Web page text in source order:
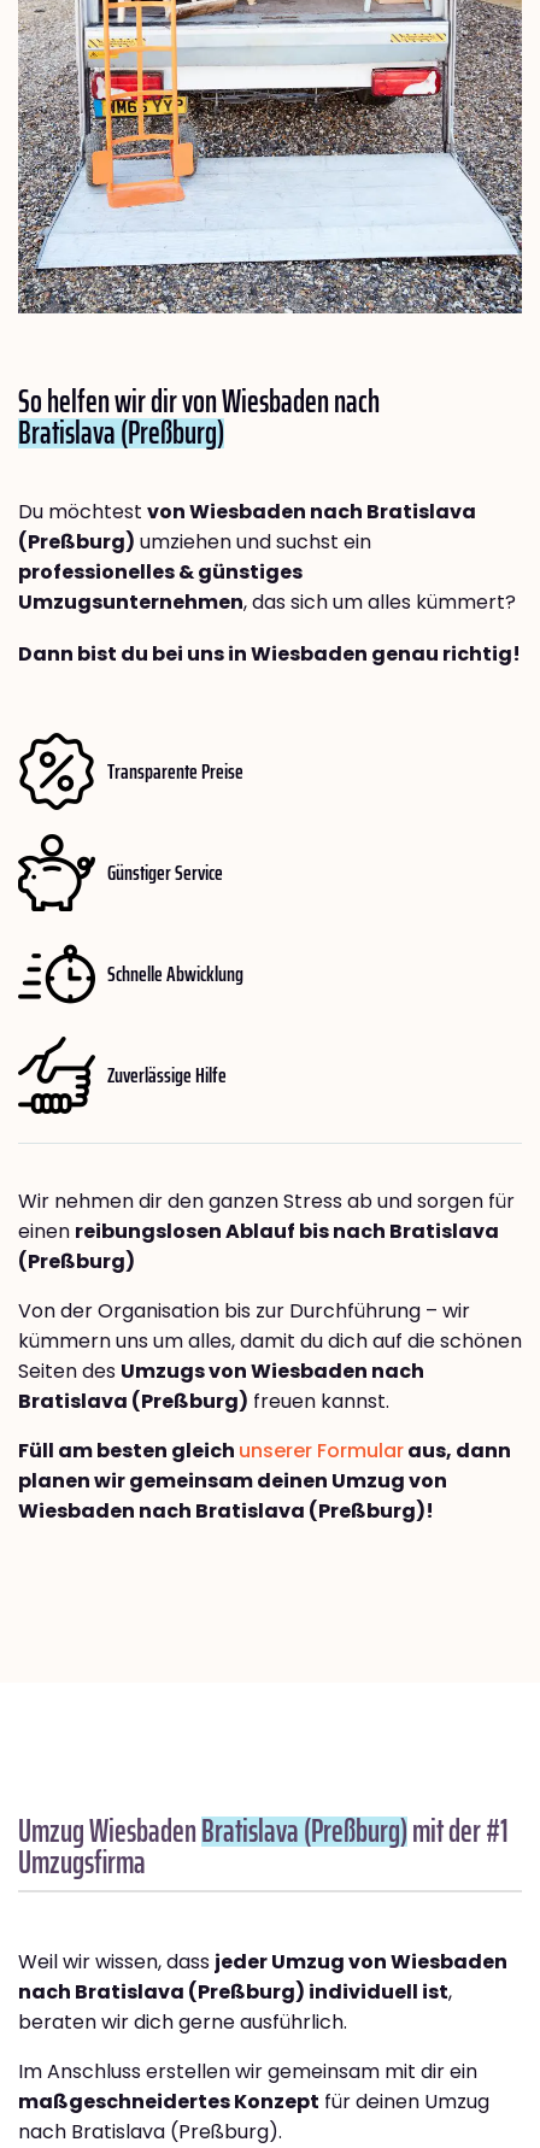
So helfen wir dir von Wiesbaden nach
Bratislava (Preßburg)
Du möchtest von Wiesbaden nach Bratislava
(Preßburg) umziehen und suchst ein
professionelles & günstiges
Umzugsunternehmen, das sich um alles kümmert?
Dann bist du bei uns in Wiesbaden genau richtig!
Transparente Preise
Günstiger Service
Schnelle Abwicklung
Zuverlässige Hilfe
Wir nehmen dir den ganzen Stress ab und sorgen für
einen reibungslosen Ablauf bis nach Bratislava
(Preßburg)
Von der Organisation bis zur Durchführung – wir
kümmern uns um alles, damit du dich auf die schönen
Seiten des Umzugs von Wiesbaden nach
Bratislava (Preßburg) freuen kannst.
Füll am besten gleich unserer Formularaus, dann
planen wir gemeinsam deinen Umzug von
Wiesbaden nach Bratislava (Preßburg)!
Umzug WiesbadenBratislava (Preßburg)mit der #1
Umzugsfirma
Weil wir wissen, dass jeder Umzug von Wiesbaden
nach Bratislava (Preßburg) individuell ist,
beraten wir dich gerne ausführlich.
Im Anschluss erstellen wir gemeinsam mit dir ein
maßgeschneidertes Konzept für deinen Umzug
nach Bratislava (Preßburg).